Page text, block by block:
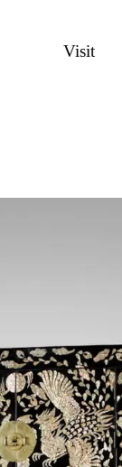
Visit